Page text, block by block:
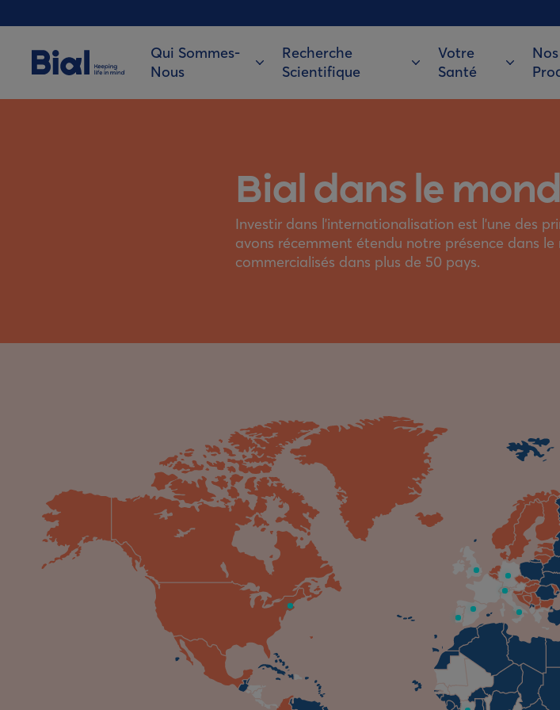
Qui Sommes-
Nous
Recherche
Scientifique
Votre
Santé
Nos
Bial dans le
Investir dans l'internationalisation est l'une des
avons récemment étendu notre présence dans
commercialisés dans plus de 50 pays.